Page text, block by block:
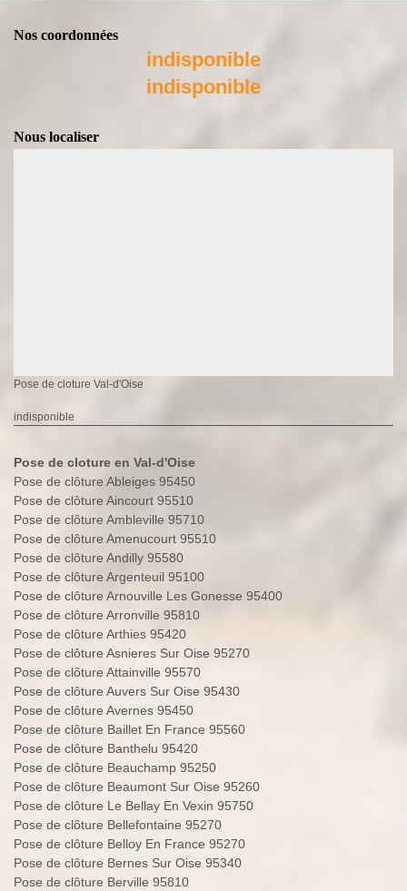
Nos coordonnées
indisponible
indisponible
Nous localiser
Pose de cloture Val-d'Oise
indisponible
Pose de cloture en Val-d'Oise
Pose de clôture Ableiges 95450
Pose de clôture Aincourt 95510
Pose de clôture Ambleville 95710
Pose de clôture Amenucourt 95510
Pose de clôture Andilly 95580
Pose de clôture Argenteuil 95100
Pose de clôture Arnouville Les Gonesse 95400
Pose de clôture Arronville 95810
Pose de clôture Arthies 95420
Pose de clôture Asnieres Sur Oise 95270
Pose de clôture Attainville 95570
Pose de clôture Auvers Sur Oise 95430
Pose de clôture Avernes 95450
Pose de clôture Baillet En France 95560
Pose de clôture Banthelu 95420
Pose de clôture Beauchamp 95250
Pose de clôture Beaumont Sur Oise 95260
Pose de clôture Le Bellay En Vexin 95750
Pose de clôture Bellefontaine 95270
Pose de clôture Belloy En France 95270
Pose de clôture Bernes Sur Oise 95340
Pose de clôture Berville 95810